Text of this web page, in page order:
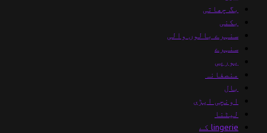
بگ چھاتی
بکنی
سنہرے بالوں والی
سنہرے
یورپی
منصفانہ
بال
اونچی ایڑی
لیٹنا
lingerie کے